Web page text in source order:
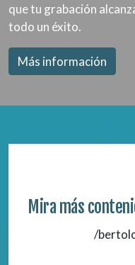
que tu grabación
todo un éxito.
Más información
Mira más
/